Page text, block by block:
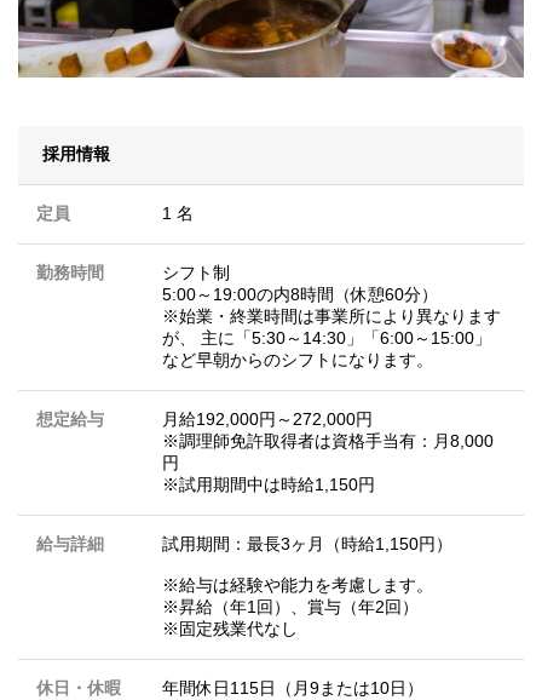
採用情報
定員 1 名
勤務時間
シフト制
5:00～19:00の内8時間（休憩60分）
※始業・終業時間は事業所により異なります
が、 主に「5:30～14:30」「6:00～15:00」
など早朝からのシフトになります。
想定給与
月給192,000円～272,000円
※調理師免許取得者は資格手当有：月8,000
円
※試用期間中は時給1,150円
給与詳細 試用期間：最長3ヶ月（時給1,150円）
※給与は経験や能力を考慮します。
※昇給（年1回）、賞与（年2回）
※固定残業代なし
休日・休暇 年間休日115日（月9または10日）